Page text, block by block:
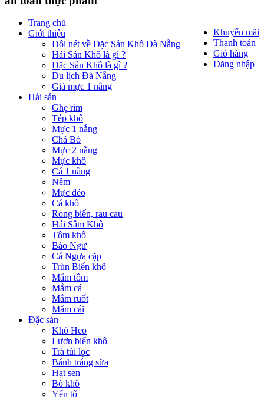
Khuyến mãi
Thanh toán
Giỏ hàng
Đăng nhập
Trang chủ
Giới thiệu
Đôi nét về Đặc Sản Khô Đà Nẵng
Hải Sản Khô là gì ?
Đặc Sản Khô là gì ?
Du lịch Đà Nẵng
Giá mực 1 nắng
Hải sản
Ghẹ rim
Tép khô
Mực 1 nắng
Chả Bò
Mực 2 nắng
Mực khô
Cá 1 nắng
Nêm
Mực dẻo
Cá khô
Rong biển, rau cau
Hải Sâm Khô
Tôm khô
Bào Ngư
Cá Ngựa cặp
Trùn Biển khô
Mắm tôm
Mắm cá
Mắm ruốt
Mắm cái
Đặc sản
Khô Heo
Lươn biển khô
Trà túi lọc
Bánh tráng sữa
Hạt sen
Bò khô
Yến tổ